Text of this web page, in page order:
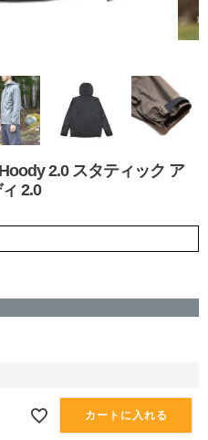
2.0 スタティック ア
2.0
カートに入れる